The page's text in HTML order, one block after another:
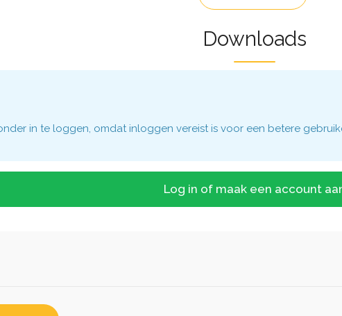
Downloads
in te loggen, omdat inloggen vereist is voor een betere
Log in of maak een account